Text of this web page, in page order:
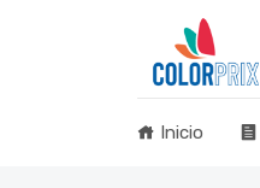
Inicio